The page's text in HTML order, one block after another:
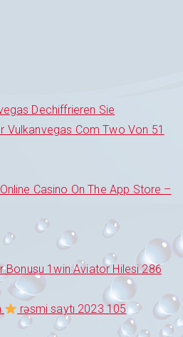
Dechiffrieren Sie
Vulkanvegas Com Two Von 51
Casino On The App Store –
Bonusu 1win Aviator Hilesi 286
rəsmi saytı 2023 105